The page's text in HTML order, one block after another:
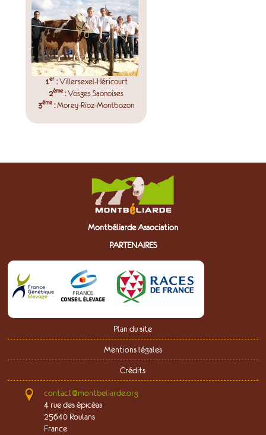
1er :Villersexel-Héricourt
2ème:Vosges Saonoises
3ème:Morey-Rioz-Montbozon
Montbéliarde Association
PARTENAIRES
Plan du site
Mentions légales
Crédits
contact@montbeliarde.org
4 rue des épicéas
25640 Roulans
France